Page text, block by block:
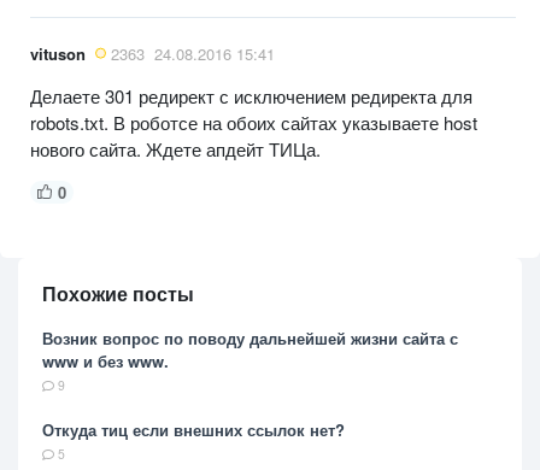
vituson 2363 24.08.2016 15:41
Делаете 301 редирект с исключением редиректа для
robots.txt. В роботсе на обоих сайтах указываете host
нового сайта. Ждете апдейт ТИЦа.
0
Похожие посты
Возник вопрос по поводу дальнейшей жизни сайта с
www и без www.
9
Откуда тиц если внешних ссылок нет?
5